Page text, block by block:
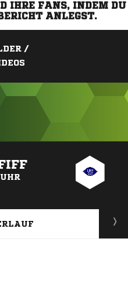
IHRE FANS, INDEM DU
ANLEGST.
/